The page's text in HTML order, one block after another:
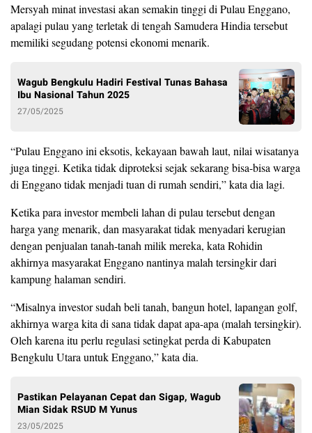
Mersyah minat investasi akan semakin tinggi di Pulau Enggano,
apalagi pulau yang terletak di tengah Samudera Hindia tersebut
memiliki segudang potensi ekonomi menarik.
Wagub Bengkulu Hadiri Festival Tunas Bahasa
Ibu Nasional Tahun 2025
27/05/2025
“Pulau Enggano ini eksotis, kekayaan bawah laut, nilai wisatanya
juga tinggi. Ketika tidak diproteksi sejak sekarang bisa-bisa warga
di Enggano tidak menjadi tuan di rumah sendiri,” kata dia lagi.
Ketika para investor membeli lahan di pulau tersebut dengan
harga yang menarik, dan masyarakat tidak menyadari kerugian
dengan penjualan tanah-tanah milik mereka, kata Rohidin
akhirnya masyarakat Enggano nantinya malah tersingkir dari
kampung halaman sendiri.
“Misalnya investor sudah beli tanah, bangun hotel, lapangan golf,
akhirnya warga kita di sana tidak dapat apa-apa (malah tersingkir).
Oleh karena itu perlu regulasi setingkat perda di Kabupaten
Bengkulu Utara untuk Enggano,” kata dia.
Pastikan Pelayanan Cepat dan Sigap, Wagub
Mian Sidak RSUD M Yunus
23/05/2025